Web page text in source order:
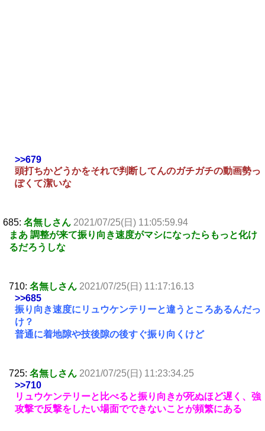
>>679
頭打ちかどうかをそれで判断してんのガチガチの動画勢っ
ぽくて潔いな
685: 名無しさん 2021/07/25(日) 11:05:59.94
まあ 調整が来て振り向き速度がマシになったらもっと化け
るだろうしな
710: 名無しさん 2021/07/25(日) 11:17:16.13
>>685
振り向き速度にリュウケンテリーと違うところあるんだっ
け？
普通に着地隙や技後隙の後すぐ振り向くけど
725: 名無しさん 2021/07/25(日) 11:23:34.25
>>710
リュウケンテリーと比べると振り向きが死ぬほど遅く、強
攻撃で反撃をしたい場面でできないことが頻繁にある